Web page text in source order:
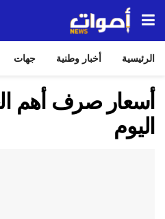
الرئيسية أخبار وطنية جهات
أسعار صرف أهم
اليوم